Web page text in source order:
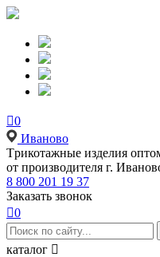
0
Иваново
Tрикотажные изделия
от производителя г.
8 800 201 19 37
Заказать звонок
0
каталог 